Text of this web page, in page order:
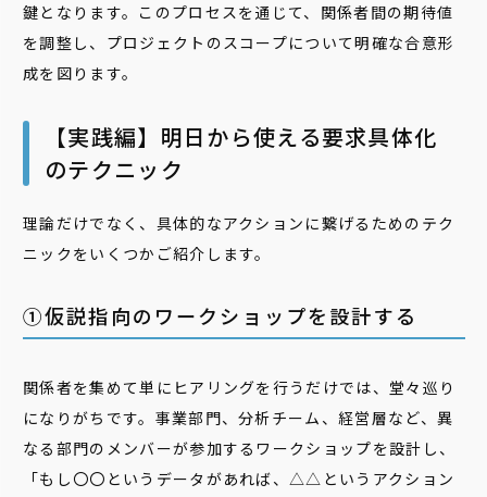
鍵となります。このプロセスを通じて、関係者間の期待値
を調整し、プロジェクトのスコープについて明確な合意形
成を図ります。
【実践編】明日から使える要求具体化
のテクニック
理論だけでなく、具体的なアクションに繋げるためのテク
ニックをいくつかご紹介します。
①仮説指向のワークショップを設計する
関係者を集めて単にヒアリングを行うだけでは、堂々巡り
になりがちです。事業部門、分析チーム、経営層など、異
なる部門のメンバーが参加するワークショップを設計し、
「もし〇〇というデータがあれば、△△というアクション